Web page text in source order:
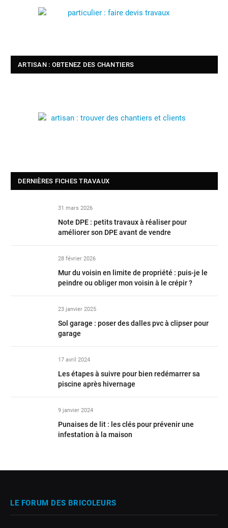
ARTISAN : OBTENEZ DES CHANTIERS
DERNIÈRES FICHES TRAVAUX
31 mars 2026
Note DPE : petits travaux à réaliser pour
améliorer son DPE avant de vendre
28 février 2026
Mur du voisin en limite de propriété : puis-je le
peindre ou obliger mon voisin à le crépir ?
23 janvier 2025
Sol garage : poser des dalles pvc à clipser pour
garage
17 avril 2024
Les étapes à suivre pour bien redémarrer sa
piscine après hivernage
9 janvier 2024
Punaises de lit : les clés pour prévenir une
infestation à la maison
LE FORUM DES BRICOLEURS